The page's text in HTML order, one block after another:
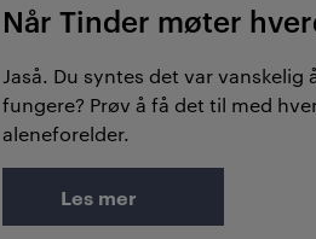
Når Tinder møter
Jaså. Du syntes det var vanskelig
fungere? Prøv å få det til med
aleneforelder.
Les mer